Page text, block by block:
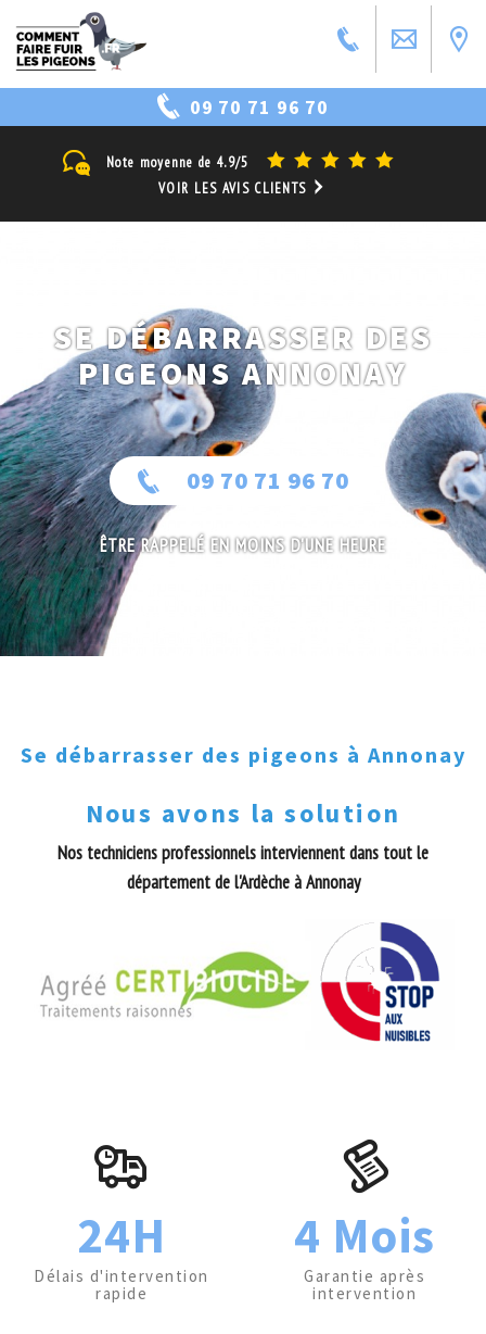
09 70 71 96 70
Note moyenne de 4.9/5
VOIR LES AVIS CLIENTS
SE DÉBARRASSER DES
PIGEONS ANNONAY
09 70 71 96 70
ÊTRE RAPPELÉ EN MOINS D'UNE HEURE
Se débarrasser des pigeons à Annonay
Nous avons la solution
Nos techniciens professionnels interviennent dans tout le
département de l'Ardèche à Annonay
24H
Délais d'intervention
rapide
4 Mois
Garantie après
intervention